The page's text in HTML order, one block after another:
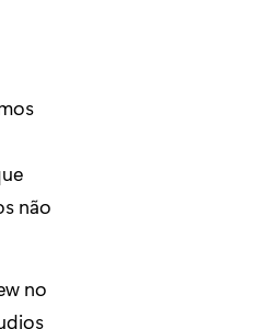
não
no